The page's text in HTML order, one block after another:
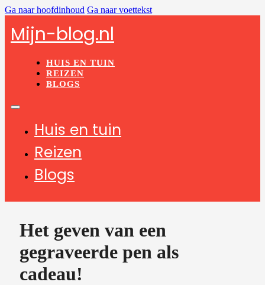
Ga naar hoofdinhoud Ga naar voettekst
Mijn-blog.nl
HUIS EN TUIN
REIZEN
BLOGS
Huis en tuin
Reizen
Blogs
Het geven van een
gegraveerde pen als
cadeau!